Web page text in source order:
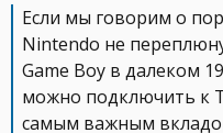
Если мы говорим о
Nintendo не
Game Boy в далеком
можно подключить к
самым важным